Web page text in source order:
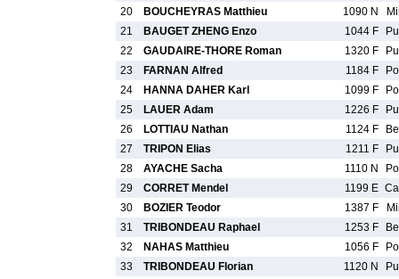
20
BOUCHEYRAS Matthieu 1090 N
21
BAUGET ZHENG Enzo 1044 F
22
GAUDAIRE-THORE Roman 1320 F
23
FARNAN Alfred 1184 F
24
HANNA DAHER Karl 1099 F
25
LAUER Adam 1226 F
26
LOTTIAU Nathan 1124 F
27
TRIPON Elias 1211 F
28
AYACHE Sacha 1110 N
29
CORRET Mendel 1199 E
30
BOZIER Teodor 1387 F
31
TRIBONDEAU Raphael 1253 F
32
NAHAS Matthieu 1056 F
33
TRIBONDEAU Florian 1120 N